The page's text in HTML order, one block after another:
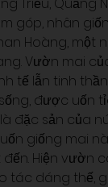
Triều,
góp, nhân
Hoàng, một
Vườn mai
tế lẫn tinh
được uốn
là đặc sản của
giống mai
Hiện vườn
tác dáng thế,